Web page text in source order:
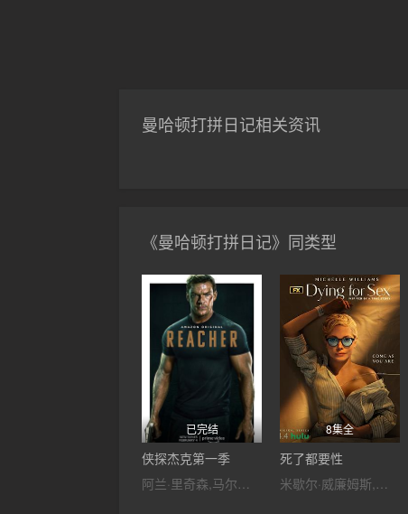
曼哈顿打拼日记相关资讯
《曼哈顿打拼日记》同类型
已完结
侠探杰克第一季
阿兰·里奇森,马尔科姆·古德温,薇拉·菲茨杰拉德,克莉斯汀·克鲁克,布鲁斯·麦克吉尔,克里斯·韦伯斯特,哈维·吉兰,马克斯威尔·詹金斯,库里·格拉汉姆,马克·本达维德,威利·C·卡彭特,乔纳森考斯庚,Leslie·Fray,Gavin·White,马修·马斯登,拉娜·珍·科洛斯特奇,阿莉·约翰逊,迪伦·特罗布里奇,休·汤普森,玛丽亚·斯坦,伊里·哈姆,克里斯托弗·拉塞尔,亚历桑德拉·卡斯蒂略
8集全
死了都要性
米歇尔·威廉姆斯,珍妮·斯蕾特,罗伯·德兰尼,杰伊·杜普拉斯,Tony Macht,扎克·罗比达斯,Tate Kenney,Eric Scott Ways,Sung Yoon,Julian Joseph,安娜贝尔·图米,尼基·博耶,张欣迪,朱利安·亚奥·焦耶洛,Drew Fonteiro,James Cribbins,Gene Thomas,马修·萨尔迪瓦,茜茜·斯派塞克,大卫·拉斯彻